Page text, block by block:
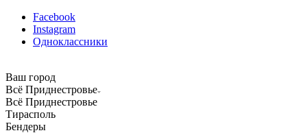
Facebook
Instagram
Одноклассники
Ваш город
Всё Приднестровье
Всё Приднестровье
Тирасполь
Бендеры